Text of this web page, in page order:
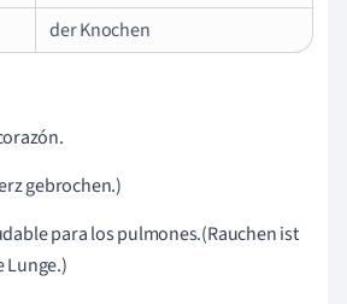
der Knochen
.
gebrochen.)
paralospulmones.(Rauchen ist
Lunge.)